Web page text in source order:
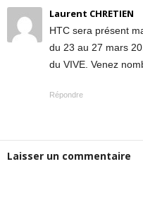
Laurent CHRETIEN
HTC sera présent
du 23 au 27 mars
du VIVE. Venez
Répondre
Laisser un commentaire